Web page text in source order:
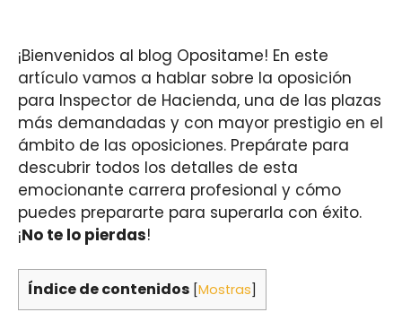
¡Bienvenidos al blog Opositame! En este
artículo vamos a hablar sobre la oposición
para Inspector de Hacienda, una de las plazas
más demandadas y con mayor prestigio en el
ámbito de las oposiciones. Prepárate para
descubrir todos los detalles de esta
emocionante carrera profesional y cómo
puedes prepararte para superarla con éxito.
¡No te lo pierdas!
Índice de contenidos [Mostras]